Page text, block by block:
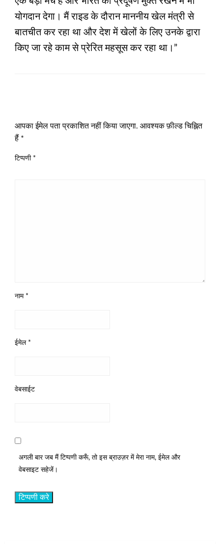
योगदान देगा। मैं राइड के दौरान माननीय खेल मंत्री से
बातचीत कर रहा था और देश में खेलों के लिए उनके द्वारा
किए जा रहे काम से प्रेरित महसूस कर रहा था।”
आपका ईमेल पता प्रकाशित नहीं किया जाएगा. आवश्यक फ़ील्ड चिह्नित
हैं *
टिप्पणी *
नाम *
ईमेल *
वेबसाईट
अगली बार जब मैं टिप्पणी करूँ, तो इस ब्राउज़र में मेरा नाम, ईमेल और
वेबसाइट सहेजें।